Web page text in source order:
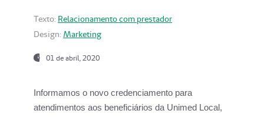
Texto: Relacionamento com prestador
Design: Marketing
01 de abril, 2020
Informamos o novo credenciamento para
atendimentos aos beneficiários da Unimed Local,